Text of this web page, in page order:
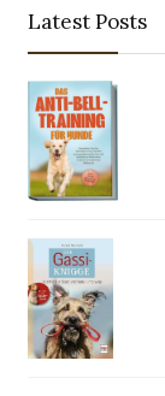
Latest Posts